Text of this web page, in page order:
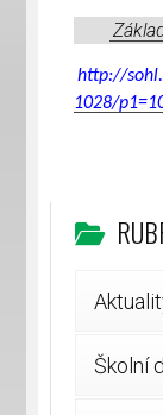
http://
1028/
Školní